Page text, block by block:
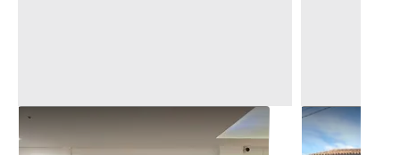
Asta Negozio in centro
commerciale
Asta Quota